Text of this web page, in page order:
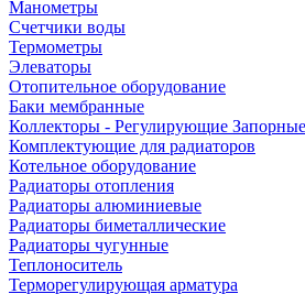
Манометры
Счетчики воды
Термометры
Элеваторы
Отопительное оборудование
Баки мембранные
Коллекторы - Регулирующие
Комплектующие для радиаторов
Котельное оборудование
Радиаторы отопления
Радиаторы алюминиевые
Радиаторы биметаллические
Радиаторы чугунные
Теплоноситель
Терморегулирующая арматура